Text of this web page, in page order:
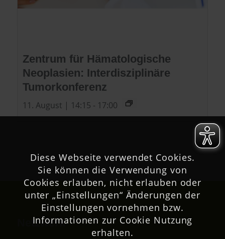
Zentrum für Hämatologische
Neoplasien: Interdisziplinäre
Tumorkonferenz
11. August | 14:15 - 17:00
Netzwerk
Diese Webseite verwendet Cookies.
Sie können die Verwendung von
Cookies erlauben, nicht erlauben oder
unter „Einstellungen“ Änderungen der
Einstellungen vornehmen bzw.
Informationen zur Cookie Nutzung
erhalten.